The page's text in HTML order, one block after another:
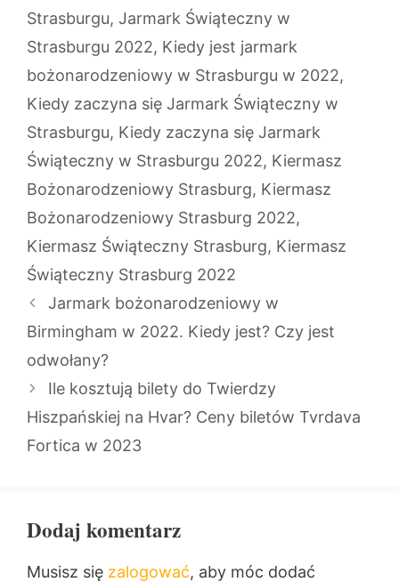
Strasburgu, Jarmark Świąteczny w
Strasburgu 2022, Kiedy jest jarmark
bożonarodzeniowy w Strasburgu w 2022,
Kiedy zaczyna się Jarmark Świąteczny w
Strasburgu, Kiedy zaczyna się Jarmark
Świąteczny w Strasburgu 2022, Kiermasz
Bożonarodzeniowy Strasburg, Kiermasz
Bożonarodzeniowy Strasburg 2022,
Kiermasz Świąteczny Strasburg, Kiermasz
Świąteczny Strasburg 2022
Jarmark bożonarodzeniowy w
Birmingham w 2022. Kiedy jest? Czy jest
odwołany?
Ile kosztują bilety do Twierdzy
Hiszpańskiej na Hvar? Ceny biletów Tvrdava
Fortica w 2023
Dodaj komentarz
Musisz się zalogować, aby móc dodać